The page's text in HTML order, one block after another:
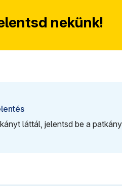
nekünk!
láttál, jelentsd be a